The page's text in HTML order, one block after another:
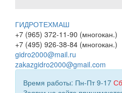
ГИДРОТЕХМАШ
+7 (965) 372-11-90 (многокан.)
+7 (495) 926-38-84 (многокан.)
gidro2000@mail.ru
zakazgidro2000@gmail.com
Время работы: Пн-Пт 9-17 Сб